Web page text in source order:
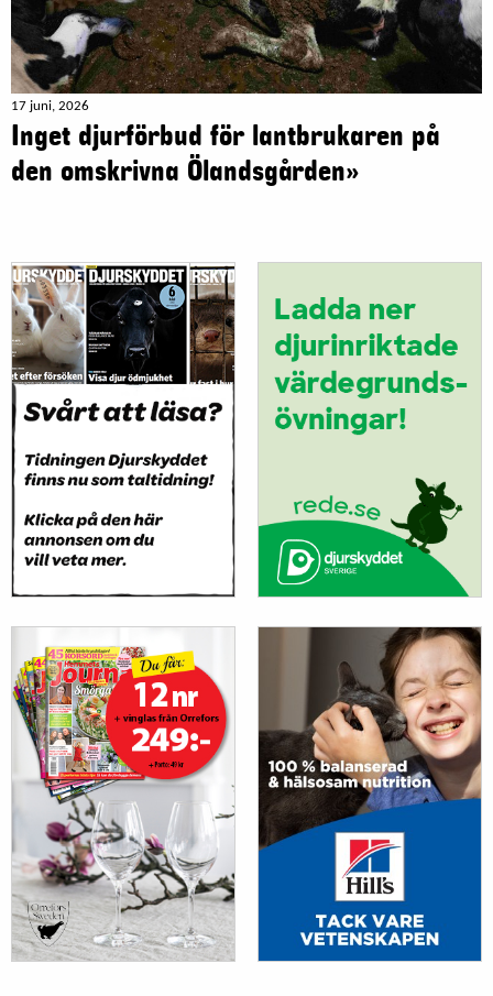
17 juni, 2026
Inget djurförbud för lantbrukaren på
den omskrivna Ölandsgården»